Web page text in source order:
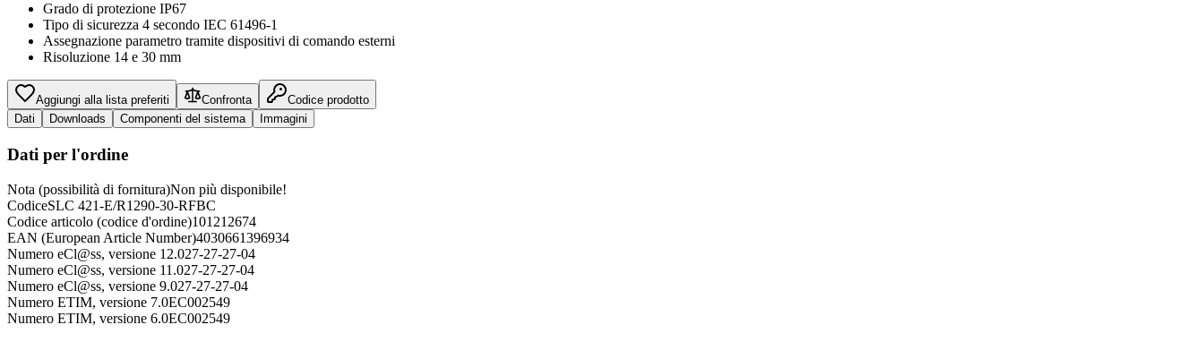
Grado di protezione IP67
Tipo di sicurezza 4 secondo IEC 61496-1
Assegnazione parametro tramite dispositivi di comando esterni
Risoluzione 14 e 30 mm
Aggiungi alla lista preferiti Confronta
Codice prodotto
Dati
Downloads Componenti del sistema Immagini
Dati per l'ordine
Nota (possibilità di fornitura)Non più disponibile!
CodiceSLC 421-E/R1290-30-RFBC
Codice articolo (codice d'ordine)101212674
EAN (European Article Number)4030661396934
Numero eCl@ss, versione 12.027-27-27-04
Numero eCl@ss, versione 11.027-27-27-04
Numero eCl@ss, versione 9.027-27-27-04
Numero ETIM, versione 7.0EC002549
Numero ETIM, versione 6.0EC002549